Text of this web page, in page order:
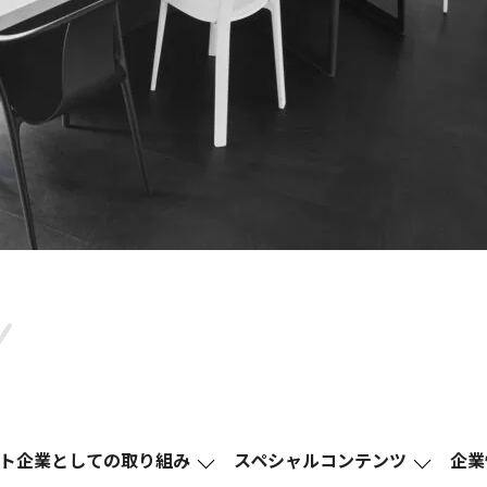
企業としての取り組み スペシャルコンテンツ 企